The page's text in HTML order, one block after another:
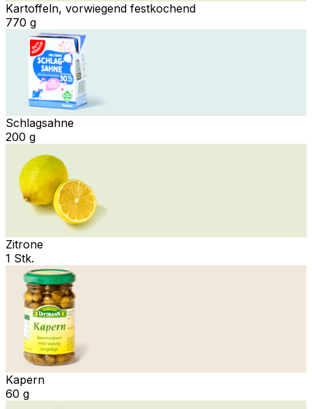
Kartoffeln, vorwiegend festkochend
770 g
Schlagsahne
200 g
Zitrone
1 Stk.
Kapern
60 g